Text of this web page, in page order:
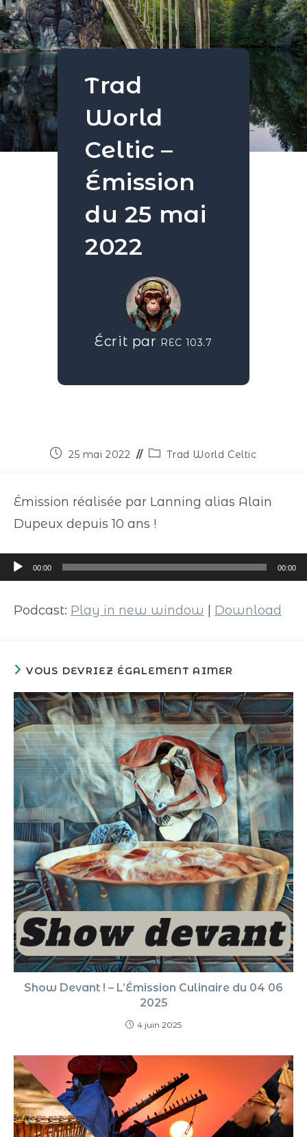
Trad
World
Celtic –
Émission
du 25 mai
2022
Écrit par REC 103.7
25 mai 2022 Trad World Celtic
Émission réalisée par Lanning alias Alain
Dupeux depuis 10 ans !
Lecteur
audio
00:00 00:00
Podcast: Play in new window Download
VOUS DEVRIEZ ÉGALEMENT AIMER
Show Devant ! – L’Émission Culinaire du 04 06
2025
4 juin 2025